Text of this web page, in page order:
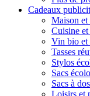
Cadeaux
Maison et
Cuisine et
Vin bio et
Tasses
Stylos
Sacs
Sacs à
Loisirs et